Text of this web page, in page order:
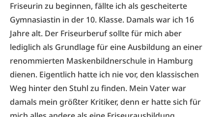
Friseurin zu beginnen, fällte ich als gescheiterte
Gymnasiastin in der 10. Klasse. Damals war ich 16
Jahre alt. Der Friseurberuf sollte für mich aber
lediglich als Grundlage für eine Ausbildung an einer
renommierten Maskenbildnerschule in Hamburg
dienen. Eigentlich hatte ich nie vor, den klassischen
Weg hinter den Stuhl zu finden. Mein Vater war
damals mein größter Kritiker, denn er hatte sich für